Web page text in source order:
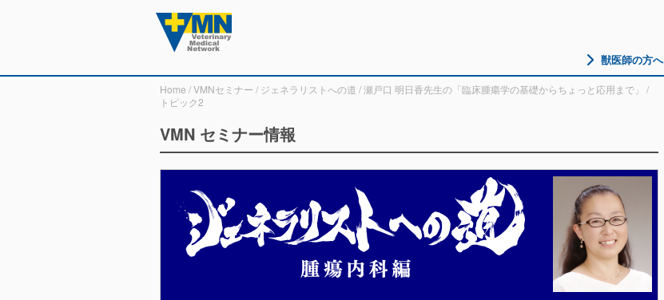
獣医師の方へ
Home /VMNセミナー / ジェネラリストへの道 /瀬戸口 明日香先生の「臨床腫瘍学の基礎からちょっと応用まで」 /
トピック2
VMN セミナー情報